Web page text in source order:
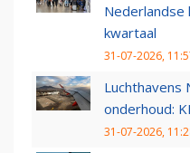
Nederlandse
kwartaal
31-07-2026,
Luchthavens
onderhoud:
31-07-2026,